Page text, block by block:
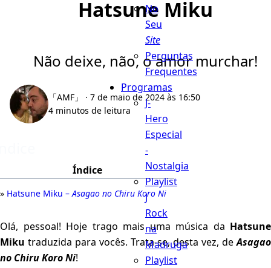
No
Seu
Site
Perguntas
Frequentes
Programas
J-
Hero
Especial
-
Nostalgia
Playlist
J
Rock
na
Madruga
Playlist
Hatsune Miku
Não deixe, não, o amor murchar!
「AMF」
· 7 de maio de 2024 às 16:50
4 minutos de leitura
Índice
Hatsune Miku –Asagao no Chiru Koro Ni
Olá, pessoal! Hoje trago mais uma música da Hatsune
Miku traduzida para vocês. Trata-se, desta vez, deAsagao
no Chiru Koro Ni!